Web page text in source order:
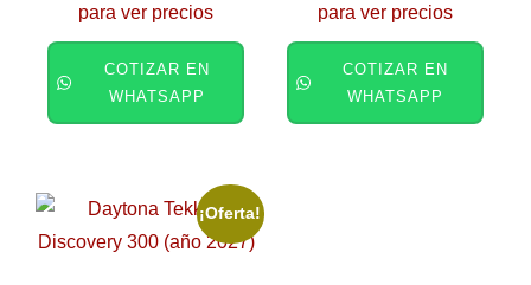
para ver precios
WHATSAPP
para ver precios
WHATSAPP
¡Oferta!